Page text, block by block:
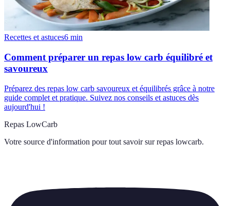
Recettes et astuces6 min
Comment préparer un repas low carb équilibré et
savoureux
Préparez des repas low carb savoureux et équilibrés grâce à notre
guide complet et pratique. Suivez nos conseils et astuces dès
aujourd'hui !
Repas LowCarb
Votre source d'information pour tout savoir sur repas lowcarb.